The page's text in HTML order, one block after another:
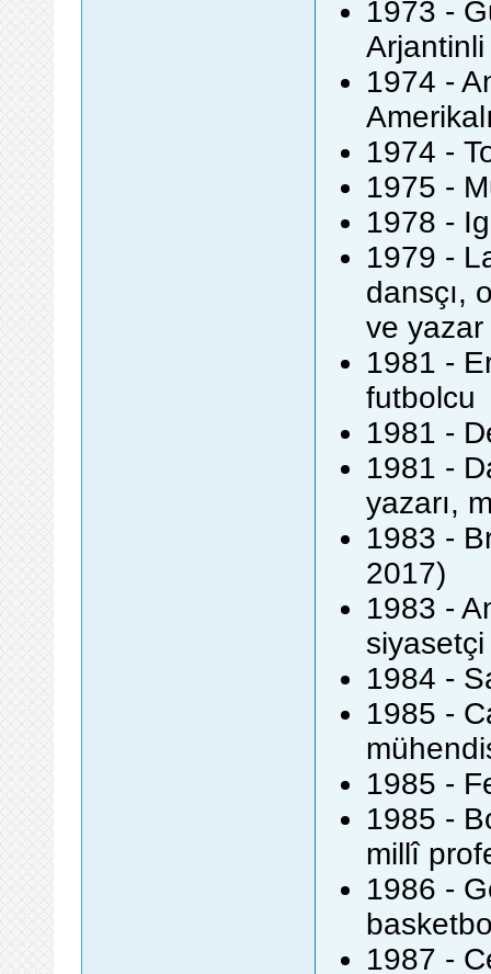
1973 -
1974 -
1974 -
1975 -
1978 -
1979 -
dansçı,
ve yazar
1981 -
futbolcu
1981 -
1981 -
yazarı,
1983 -
2017)
1983 -
siyasetçi
1984 -
1985 -
1985 -
1985 -
millî
1986 -
1987 -